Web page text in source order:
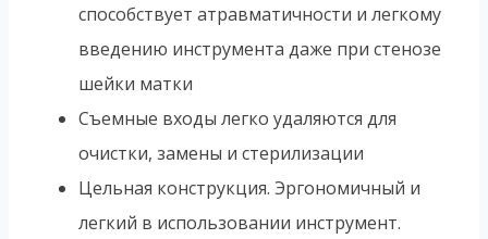
способствует атравматичности и легкому
введению инструмента даже при стенозе
шейки матки
Съемные входы легко удаляются для
очистки, замены и стерилизации
Цельная конструкция. Эргономичный и
легкий в использовании инструмент.